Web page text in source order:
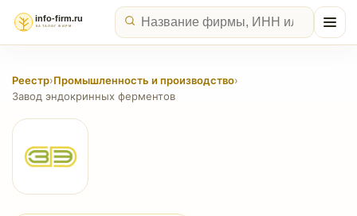
Реестр›Промышленность и производство›
Завод эндокринных ферментов